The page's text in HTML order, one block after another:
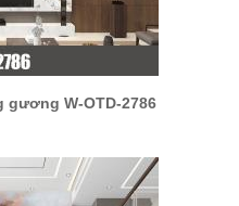
gương W-OTD-2786